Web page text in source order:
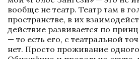
вообще не театр. Театр там в
пространстве, в их
действие развивается по
— то есть его, с театральной
нет. Просто проживание